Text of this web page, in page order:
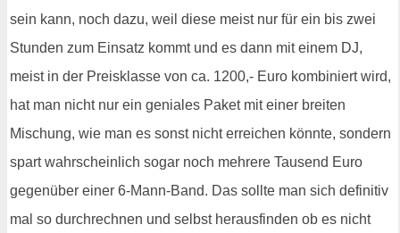
sein kann, noch dazu, weil diese meist nur für ein bis zwei
Stunden zum Einsatz kommt und es dann mit einem DJ,
meist in der Preisklasse von ca. 1200,- Euro kombiniert wird,
hat man nicht nur ein geniales Paket mit einer breiten
Mischung, wie man es sonst nicht erreichen könnte, sondern
spart wahrscheinlich sogar noch mehrere Tausend Euro
gegenüber einer 6-Mann-Band. Das sollte man sich definitiv
mal so durchrechnen und selbst herausfinden ob es nicht